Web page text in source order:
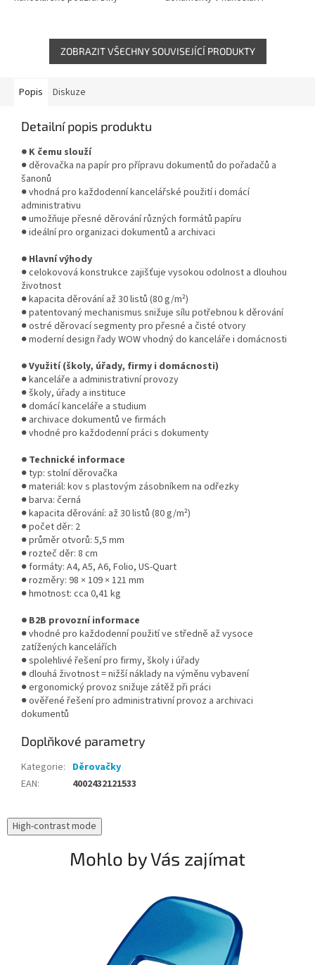
zvládne...
bez...
ZOBRAZIT VŠECHNY SOUVISEJÍCÍ PRODUKTY
Popis Diskuze
Detailní popis produktu
● K čemu slouží
● děrovačka na papír pro přípravu dokumentů do pořadačů a
šanonů
● vhodná pro každodenní kancelářské použití i domácí
administrativu
● umožňuje přesné děrování různých formátů papíru
● ideální pro organizaci dokumentů a archivaci
● Hlavní výhody
● celokovová konstrukce zajišťuje vysokou odolnost a dlouhou
životnost
● kapacita děrování až 30 listů (80 g/m²)
● patentovaný mechanismus snižuje sílu potřebnou k děrování
● ostré děrovací segmenty pro přesné a čisté otvory
● moderní design řady WOW vhodný do kanceláře i domácnosti
● Využití (školy, úřady, firmy i domácnosti)
● kanceláře a administrativní provozy
● školy, úřady a instituce
● domácí kanceláře a studium
● archivace dokumentů ve firmách
● vhodné pro každodenní práci s dokumenty
● Technické informace
● typ: stolní děrovačka
● materiál: kov s plastovým zásobníkem na odřezky
● barva: černá
● kapacita děrování: až 30 listů (80 g/m²)
● počet děr: 2
● průměr otvorů: 5,5 mm
● rozteč děr: 8 cm
● formáty: A4, A5, A6, Folio, US-Quart
● rozměry: 98 × 109 × 121 mm
● hmotnost: cca 0,41 kg
● B2B provozní informace
● vhodné pro každodenní použití ve středně až vysoce
zatížených kancelářích
● spolehlivé řešení pro firmy, školy i úřady
● dlouhá životnost = nižší náklady na výměnu vybavení
● ergonomický provoz snižuje zátěž při práci
● ověřené řešení pro administrativní provoz a archivaci
dokumentů
Doplňkové parametry
Kategorie: Děrovačky
EAN: 4002432121533
High-contrast mode
Mohlo by Vás zajímat